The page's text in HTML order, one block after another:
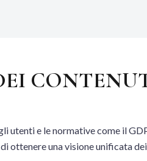
utenti e le normative come il
ottenere una visione unificata